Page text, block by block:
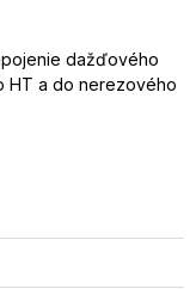
dažďového
HT a do nerezového